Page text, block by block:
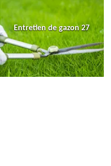
Entretien de gazon 27